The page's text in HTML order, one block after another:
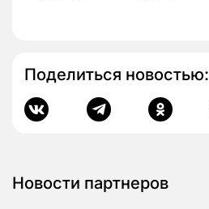
Поделиться новостью:
Новости партнеров